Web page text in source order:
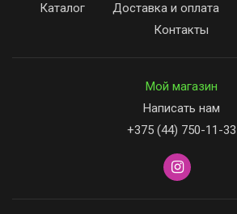
Каталог Доставка и оплата
Контакты
Мой магазин
Написать нам
+375 (44) 750-11-33